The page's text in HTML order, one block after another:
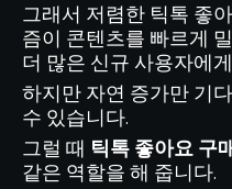
그래서 저렴한 틱톡 좋
즘이 콘텐츠를 빠르게
더 많은 신규 사용자에
하지만 자연 증가만 기
수 있습니다.
그럴 때 틱톡 좋아요 구
같은 역할을 해 줍니다.